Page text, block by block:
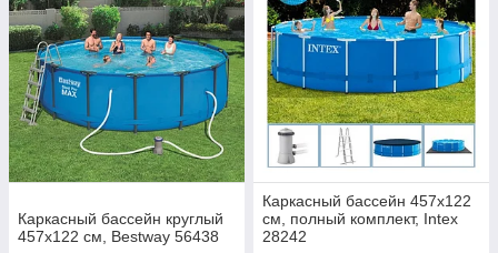
Каркасный бассейн круглый
457х122 см, Bestway 56438
Каркасный бассейн 457x122
см, полный комплект, Intex
28242